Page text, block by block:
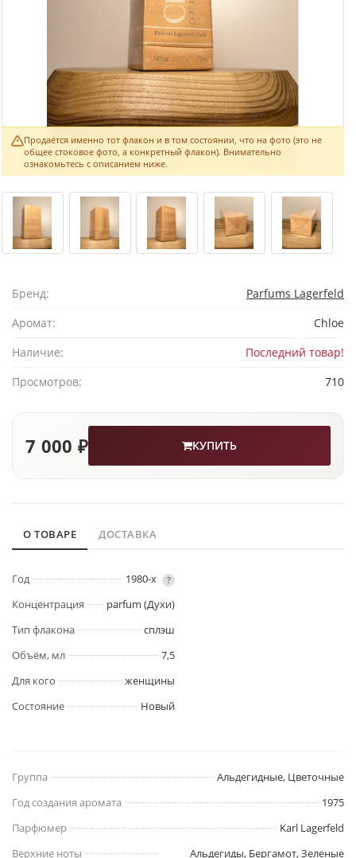
Продаётся именно тот флакон и в том состоянии, что на фото (это не
общее стоковое фото, а конкретный флакон). Внимательно
ознакомьтесь с описанием ниже.
Бренд:
Parfums Lagerfeld
Аромат:
Chloe
Наличие:
Последний товар!
Просмотров:
710
7 000 ₽ КУПИТЬ
О ТОВАРЕ ДОСТАВКА
Год 1980-х ?
Концентрация
parfum (Духи)
Тип флакона
сплэш
Объём, мл
7,5
Для кого
женщины
Состояние
Новый
Группа
Альдегидные, Цветочные
Год создания аромата
1975
Парфюмер
Karl Lagerfeld
Верхние ноты
Альдегиды, Бергамот, Зеленые